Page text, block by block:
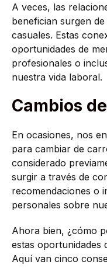
A veces, las
benefician surgen
casuales. Estas
oportunidades de
profesionales o
nuestra vida laboral.
Cambios
En ocasiones, nos
para cambiar de
considerado
surgir a través de
recomendaciones o
personales sobre
Ahora bien, ¿cómo
estas oportunidades
Aquí van cinco